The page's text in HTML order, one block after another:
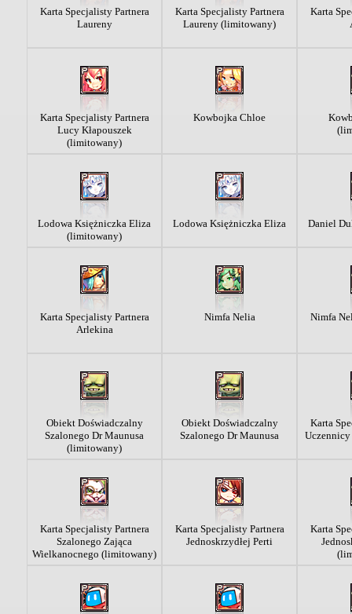
Karta Specjalisty Partnera
Laureny
Karta Specjalisty Partnera
Laureny (limitowany)
Karta
Karta Specjalisty Partnera
Lucy Kłapouszek
(limitowany)
Kowbojka Chloe
Lodowa Księżniczka Eliza
(limitowany)
Lodowa Księżniczka Eliza Daniel
Karta Specjalisty Partnera
Arlekina
Nimfa Nelia Nimfa
Obiekt Doświadczalny
Szalonego Dr Maunusa
(limitowany)
Obiekt Doświadczalny
Szalonego Dr Maunusa
Karta
Karta Specjalisty Partnera
Szalonego Zająca
Wielkanocnego (limitowany)
Karta Specjalisty Partnera
Jednoskrzydłej Perti
Karta